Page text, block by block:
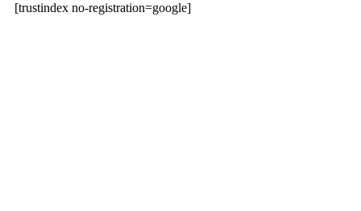
[trustindex no-registration=google]